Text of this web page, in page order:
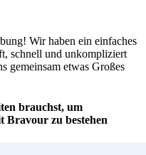
Wir haben ein einfaches
schnell und unkompliziert
gemeinsam etwas Großes
brauchst, um
Bravour zu bestehen